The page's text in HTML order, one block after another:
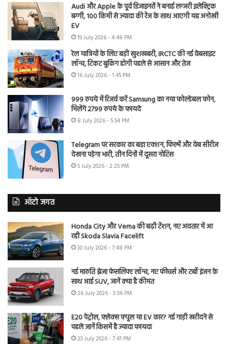
Audi और Apple के पूर्व डिजाइनरों ने बनाई लग्जरी इलेक्ट्रिक
बग्गी, 100 किमी से ज्यादा की रेंज के साथ आएगी यह अनोखी
EV
19 July 2026 - 4:48 PM
रेल यात्रियों के लिए बड़ी खुशखबरी, IRCTC की नई वेबसाइट
लॉन्च, टिकट बुकिंग होगी पहले से आसान और तेज
16 July 2026 - 1:45 PM
999 रुपये में रिजर्व करें Samsung का नया फोल्डेबल फोन,
मिलेंगे 2799 रुपये के फायदे
8 July 2026 - 5:54 PM
Telegram पर सरकार का बड़ा एक्शन, फिल्में और वेब सीरीज
देखना पड़ेगा भारी, तीन दिनों में दूसरा नोटिस
5 July 2026 - 2:25 PM
ऑटो जगत
Honda City और Verna की बढ़ी टेंशन, नए अवतार में आ
रही Skoda Slavia Facelift
30 July 2026 - 7:48 PM
नई मारुति ब्रेजा फेसलिफ्ट लॉन्च, नए फीचर्स और टर्बो इंजन के
साथ आई SUV, जानें क्या है कीमत
26 July 2026 - 3:56 PM
E20 पेट्रोल, फ्लेक्स फ्यूल या EV कार? नई गाड़ी खरीदने से
पहले जानें किसमें है ज्यादा फायदा
23 July 2026 - 7:41 PM